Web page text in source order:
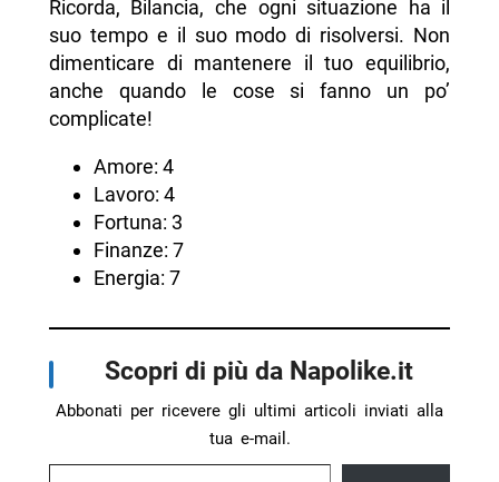
Ricorda, Bilancia, che ogni situazione ha il
suo tempo e il suo modo di risolversi. Non
dimenticare di mantenere il tuo equilibrio,
anche quando le cose si fanno un po’
complicate!
Amore: 4
Lavoro: 4
Fortuna: 3
Finanze: 7
Energia: 7
Scopri di più da Napolike.it
Abbonati per ricevere gli ultimi articoli inviati alla
tua e-mail.
Digita la tua e-mail...